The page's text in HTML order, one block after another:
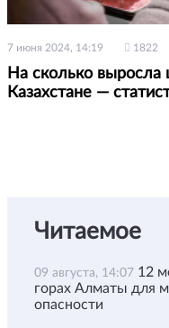
7 июня 2024, 14:19 1822
На сколько
Казахстане —
Читаемое
09 августа, 14:07 12
горах Алматы для
опасности